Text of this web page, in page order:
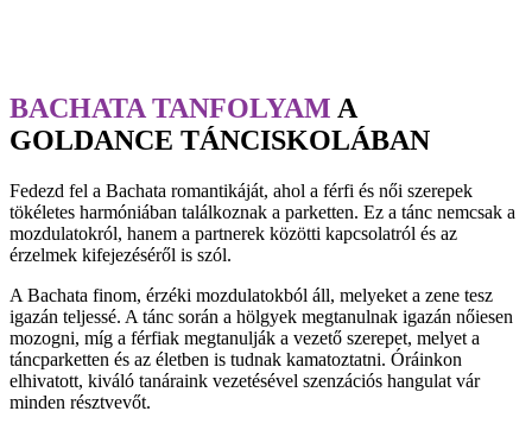
BACHATA TANFOLYAM A
GOLDANCE TÁNCISKOLÁBAN
Fedezd fel a Bachata romantikáját, ahol a férfi és női szerepek
tökéletes harmóniában találkoznak a parketten. Ez a tánc nemcsak a
mozdulatokról, hanem a partnerek közötti kapcsolatról és az
érzelmek kifejezéséről is szól.
A Bachata finom, érzéki mozdulatokból áll, melyeket a zene tesz
igazán teljessé. A tánc során a hölgyek megtanulnak igazán nőiesen
mozogni, míg a férfiak megtanulják a vezető szerepet, melyet a
táncparketten és az életben is tudnak kamatoztatni. Óráinkon
elhivatott, kiváló tanáraink vezetésével szenzációs hangulat vár
minden résztvevőt.